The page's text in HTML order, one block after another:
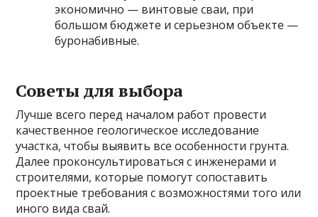
экономично — винтовые сваи, при
большом бюджете и серьезном объекте —
буронабивные.
Советы для выбора
Лучше всего перед началом работ провести
качественное геологическое исследование
участка, чтобы выявить все особенности грунта.
Далее проконсультироваться с инженерами и
строителями, которые помогут сопоставить
проектные требования с возможностями того или
иного вида свай.